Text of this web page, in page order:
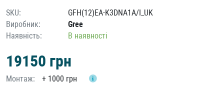
SKU:
GFH(12)EA-K3DNA1A/I_UK
Виробник:
Gree
Наявність:
В наявності
19150 грн
Монтаж: + 1000 грн